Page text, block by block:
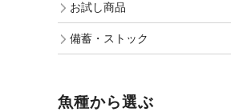
お試し商品
備蓄・ストック
魚種から選ぶ